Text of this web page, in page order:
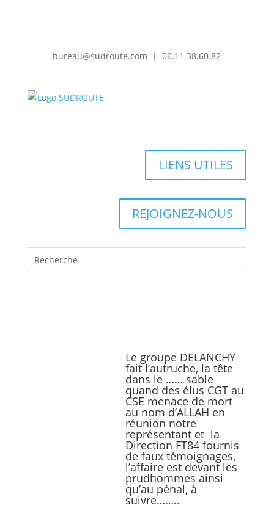
bureau@sudroute.com | 06.11.38.60.82
LIENS UTILES
REJOIGNEZ-NOUS
Le groupe DELANCHY
fait l’autruche, la tête
dans le …… sable
quand des élus CGT au
CSE menace de mort
au nom d’ALLAH en
réunion notre
représentant et la
Direction FT84 fournis
de faux témoignages,
l’affaire est devant les
prudhommes ainsi
qu’au pénal, à
suivre……..